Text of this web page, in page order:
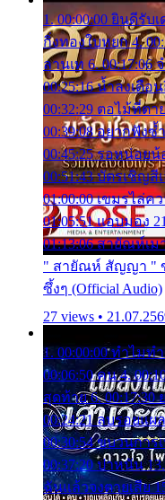
1. 00:00:00 ยินดีรับ
กิ่งทองใบหยก 4.
ลานเท 6. 00:17:06
00:25:16 น้ำลงเดือ
00:32:29 ตอไม้ที่ตา
00:39:08 อยากฟังซ้
00:45:25 รอหน่อยน้
00:51:43 บัตรเชิญสี
01:00:00 เขมรไล่ค
01:05:51 แอบมอง
01:13:06 สายัณห์เม
" สายัณห์ สัญญา " ข
ซึ้งๆ (Official Audio)
27 views •
1. 00:00:00 ทำไมท
00:06:50 คน 4.
สุดท้าย 6. 00:17:30
00:24:21 ลบรอยแผ
00:30:54 ขบวนการ
00:37:20 ปาหนัน
ฉันแล้วจงตายเสีย